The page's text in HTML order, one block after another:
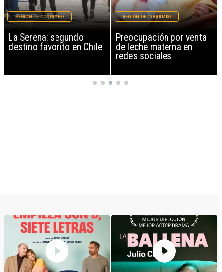
La Serena: segundo
destino favorito en Chile
REGIÓN DE COQUIMBO
Preocupación por venta
de leche materna en
redes sociales
REGIÓN DE COQUIMBO